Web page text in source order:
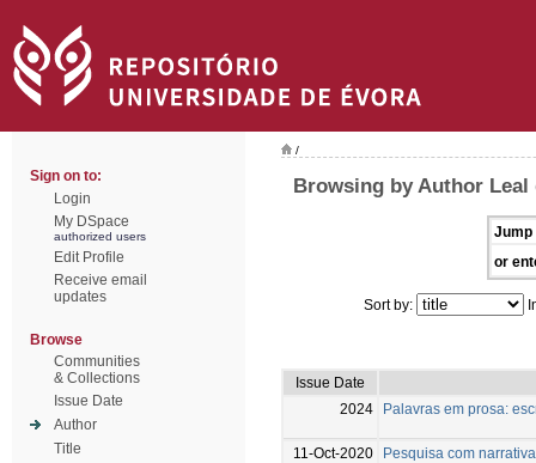
Sign on to:
Login
My DSpace
authorized users
Edit Profile
Receive email
updates
Browse
Communities
& Collections
Issue Date
Author
Title
/
Browsing by Author Leal
Jump
or
Sort by:
Issue Date
2024
Palavras em prosa:
11-Oct-2020 Pesquisa com